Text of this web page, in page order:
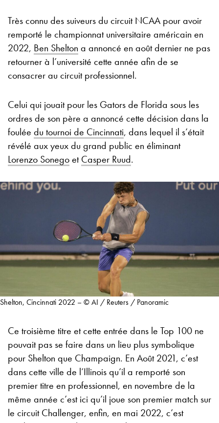
Très connu des suiveurs du circuit NCAA pour avoir
remporté le championnat universitaire américain en
2022, Ben Shelton a annoncé en août dernier ne pas
retourner à l’université cette année afin de se
consacrer au circuit professionnel.
Celui qui jouait pour les Gators de Florida sous les
ordres de son père a annoncé cette décision dans la
foulée du tournoi de Cincinnati, dans lequel il s’était
révélé aux yeux du grand public en éliminant
Lorenzo SonegoetCasper Ruud.
Shelton, Cincinnati 2022 – © AI / Reuters / Panoramic
Ce troisième titre et cette entrée dans le Top 100 ne
pouvait pas se faire dans un lieu plus symbolique
pour Shelton que Champaign. En Août 2021, c’est
dans cette ville de l’Illinois qu’il a remporté son
premier titre en professionnel, en novembre de la
même année c’est ici qu’il joue son premier match sur
le circuit Challenger, enfin, en mai 2022, c’est